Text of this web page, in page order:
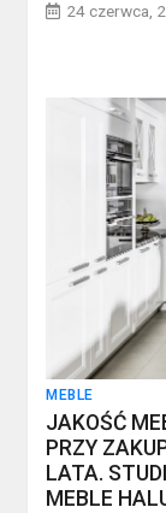
24 czerwca,
MEBLE
JAKOŚĆ
PRZY
LATA.
MEBLE